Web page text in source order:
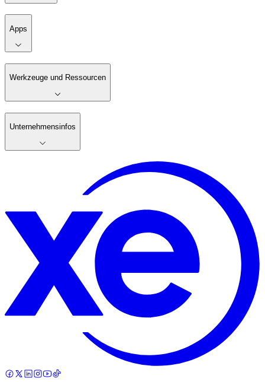
Apps
Werkzeuge und Ressourcen
Unternehmensinfos